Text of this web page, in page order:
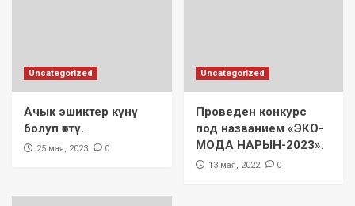
Uncategorized
Ачык эшиктер күнү
болуп өттү.
25 мая, 2023 0
Uncategorized
Проведен конкурс
под названием «ЭКО-
МОДА НАРЫН-2023».
13 мая, 2022 0